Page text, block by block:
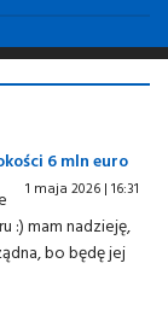
6 mln euro
1 maja 2026 | 16:31
:) mam nadzieję,
bo będę jej